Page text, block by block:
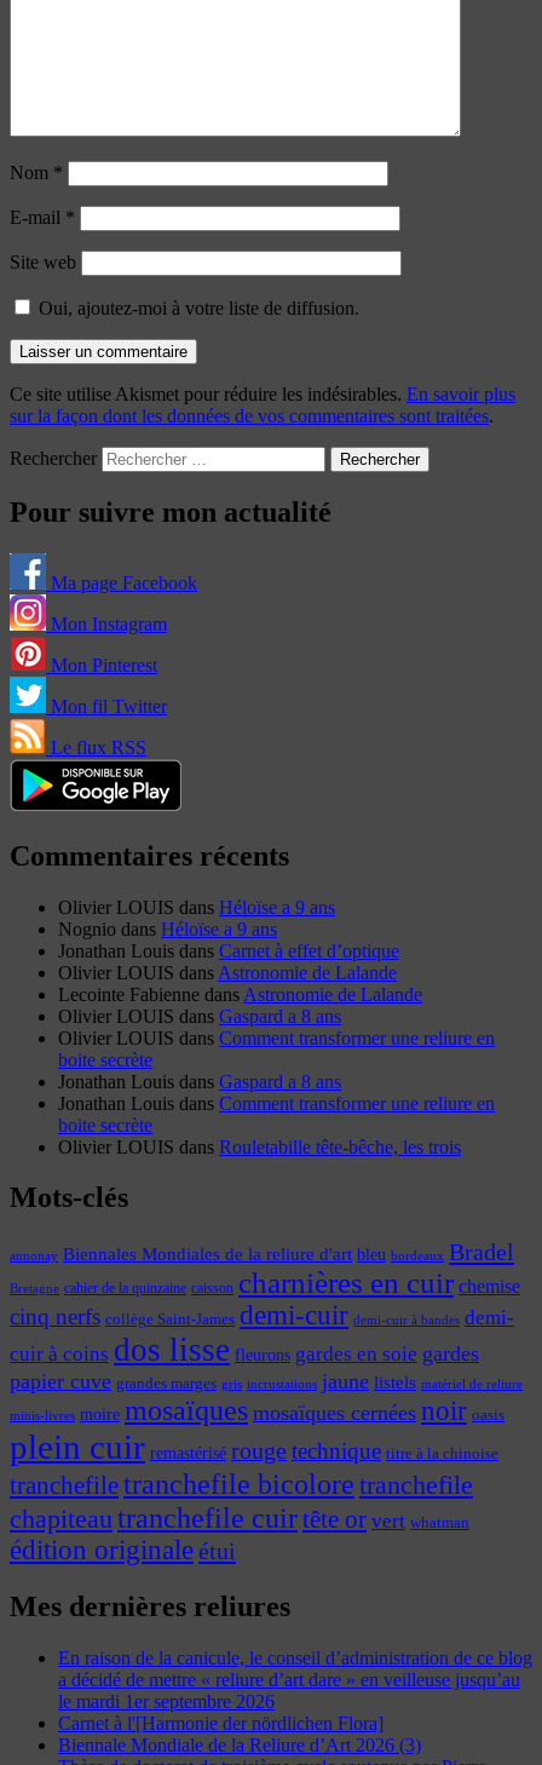
Nom *
E-mail *
Site web
Oui, ajoutez-moi à votre liste de diffusion.
Ce site utilise Akismet pour réduire les indésirables. En savoir plus
sur la façon dont les données de vos commentaires sont traitées.
Rechercher
Pour suivre mon actualité
Ma page Facebook
Mon Instagram
Mon Pinterest
Mon fil Twitter
Le flux RSS
Commentaires récents
Olivier LOUIS dans Héloïse a 9 ans
Nognio dans Héloïse a 9 ans
Jonathan Louis dans Carnet à effet d’optique
Olivier LOUIS dans Astronomie de Lalande
Lecointe Fabienne dans Astronomie de Lalande
Olivier LOUIS dans Gaspard a 8 ans
Olivier LOUIS dans Comment transformer une reliure en
boite secrète
Jonathan Louis dans Gaspard a 8 ans
Jonathan Louis dans Comment transformer une reliure en
boite secrète
Olivier LOUIS dans Rouletabille tête-bêche, les trois
Mots-clés
annonay Biennales Mondiales de la reliure d'art bleu bordeaux Bradel
Bretagne cahier de la quinzaine caisson charnières en cuir chemise
cinq nerfs collège Saint-James demi-cuir demi-cuir à bandes demi-
cuir à coins dos lisse fleurons gardes en soie gardes
papier cuve grandes marges gris incrustations jaune listels matériel de reliure
minis-livres moire mosaïques mosaïques cernées noir oasis
plein cuir remastérisé rougetechnique titre à la chinoise
tranchefiletranchefile bicolore tranchefile
chapiteautranchefile cuirtête or vert whatman
édition originaleétui
Mes dernières reliures
En raison de la canicule, le conseil d’administration de ce blog
a décidé de mettre « reliure d’art dare » en veilleuse jusqu’au
le mardi 1er septembre 2026
Carnet à l'[Harmonie der nördlichen Flora]
Biennale Mondiale de la Reliure d’Art 2026 (3)